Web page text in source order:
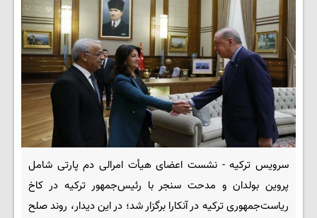
سرویس ترکیه - نشست اعضای هیأت امرالی دم پارتی شامل
پروین بولدان و مدحت سنجر با رئیس‌جمهور ترکیه در کاخ
ریاست‌جمهوری ترکیه در آنکارا برگزار شد؛ در این دیدار، روند صلح